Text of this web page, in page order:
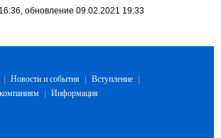
обновление 09.02.2021 19:33
Новости и события Вступление
Информация